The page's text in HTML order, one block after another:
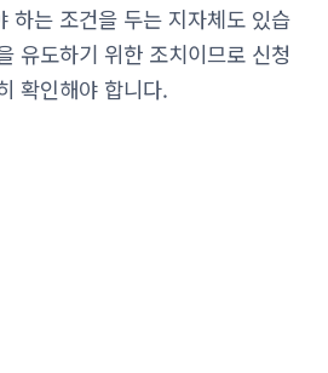
하는 조건을 두는 지자체도 있습
유도하기 위한 조치이므로 신청
확인해야 합니다.